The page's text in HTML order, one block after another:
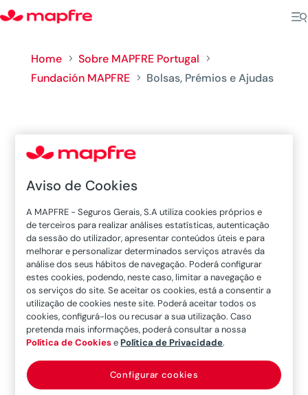
Home 5 Sobre MAPFRE Portugal 5
Fundación MAPFRE 5 Bolsas, Prémios e Ajudas
Bolsas, Prémios e Ajudas
Ajuda a Projetos Sociais
Apoiamos entidades sociais que dedicam os
seus esforços a melhorar a vida dos outros.
Queremos apoiar o seu trabalho e a sua
generosidade, não deixe passar esta
Aviso de Cookies
A MAPFRE - Seguros Gerais, S.A utiliza cookies próprios e
de terceiros para realizar análises estatísticas, autenticação
da sessão do utilizador, apresentar conteúdos úteis e para
melhorar e personalizar determinados serviços através da
análise dos seus hábitos de navegação. Poderá configurar
estes cookies, podendo, neste caso, limitar a navegação e
os serviços do site. Se aceitar os cookies, está a consentir a
utilização de cookies neste site. Poderá aceitar todos os
cookies, configurá-los ou recusar a sua utilização. Caso
pretenda mais informações, poderá consultar a nossa
Política de CookiesePolítica de Privacidade.
Configurar cookies